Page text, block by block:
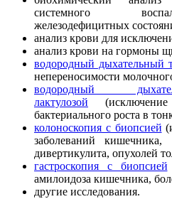
системного
железодефицитных
анализ крови для
анализ крови на гормоны
водородный дыхательный
непереносимости
водородный
лактулозой
бактериального роста в
колоноскопия с биопсией
заболеваний кишечника,
дивертикулита, опухолей
гастроскопия с биопсией
амилоидоза кишечника,
другие исследования.